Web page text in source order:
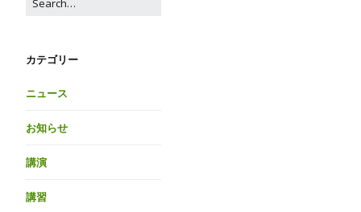
カテゴリー
ニュース
お知らせ
講演
講習